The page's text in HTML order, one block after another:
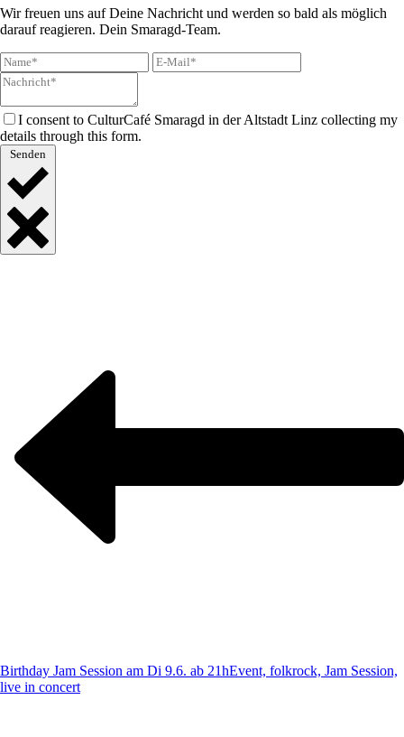
Wir freuen uns auf Deine Nachricht und werden so bald als möglich
darauf reagieren. Dein Smaragd-Team.
I consent to CulturCafé Smaragd in der Altstadt Linz collecting my
details through this form.
Senden
Birthday Jam Session am Di 9.6. ab 21hEvent, folkrock, Jam Session,
live in concert